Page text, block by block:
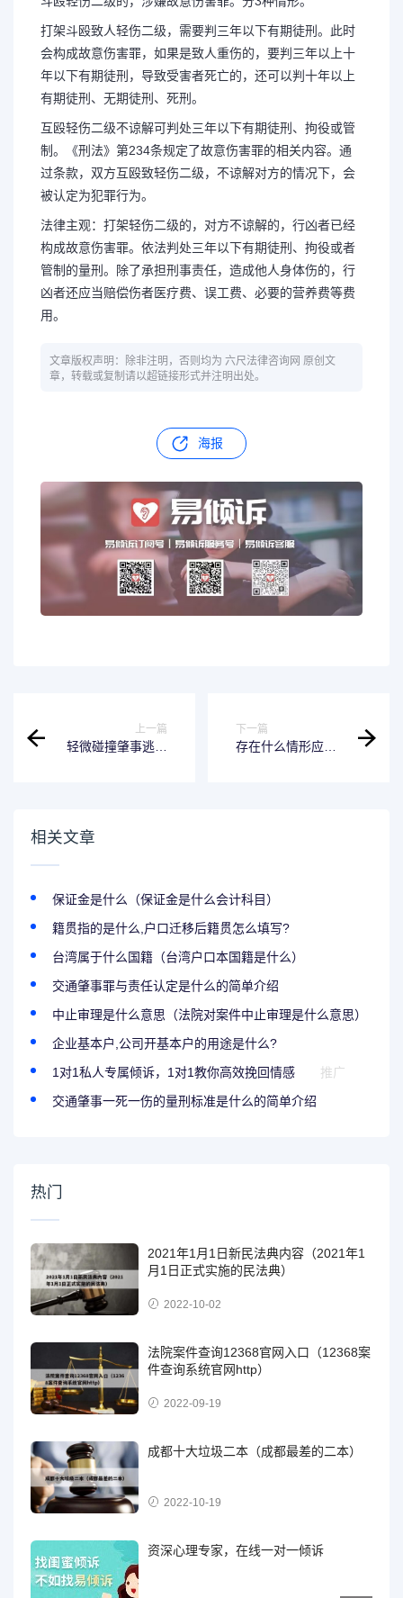
打架斗殴致人轻伤二级，需要判三年以下有期徒刑。此时
会构成故意伤害罪，如果是致人重伤的，要判三年以上十
年以下有期徒刑，导致受害者死亡的，还可以判十年以上
有期徒刑、无期徒刑、死刑。
互殴轻伤二级不谅解可判处三年以下有期徒刑、拘役或管
制。《刑法》第234条规定了故意伤害罪的相关内容。通
过条款，双方互殴致轻伤二级，不谅解对方的情况下，会
被认定为犯罪行为。
法律主观：打架轻伤二级的，对方不谅解的，行凶者已经
构成故意伤害罪。依法判处三年以下有期徒刑、拘役或者
管制的量刑。除了承担刑事责任，造成他人身体伤的，行
凶者还应当赔偿伤者医疗费、误工费、必要的营养费等费
用。
文章版权声明：除非注明，否则均为 六尺法律咨询网 原创文
章，转载或复制请以超链接形式并注明出处。
海报
上一篇
轻微碰撞肇事逃逸
下一篇
存在什么情形应当
相关文章
保证金是什么（保证金是什么会计科目）
籍贯指的是什么,户口迁移后籍贯怎么填写?
台湾属于什么国籍（台湾户口本国籍是什么）
交通肇事罪与责任认定是什么的简单介绍
中止审理是什么意思（法院对案件中止审理是什么意思）
企业基本户,公司开基本户的用途是什么?
1对1私人专属倾诉，1对1教你高效挽回情感
推广
交通肇事一死一伤的量刑标准是什么的简单介绍
热门
2021年1月1日新民法典内容（2021年1
月1日正式实施的民法典）
2022-10-02
法院案件查询12368官网入口（12368案
件查询系统官网http）
2022-09-19
成都十大垃圾二本（成都最差的二本）
2022-10-19
资深心理专家，在线一对一倾诉